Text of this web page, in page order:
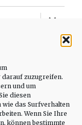
zuzugreifen.
und um
diesen
das Surfverhalten
Wenn Sie Ihre
können bestimmte